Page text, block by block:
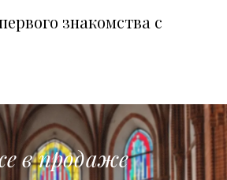
знакомства с
в продаже